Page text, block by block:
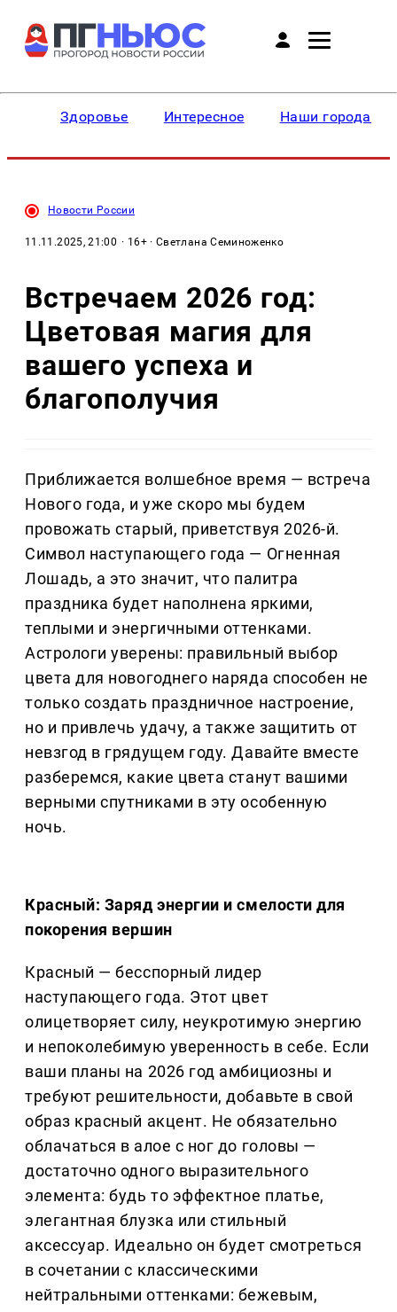
Здоровье Интересное Наши города
Новости России
11.11.2025, 21:00 · 16+ · Светлана Семиноженко
Встречаем 2026 год:
Цветовая магия для
вашего успеха и
благополучия
Приближается волшебное время — встреча
Нового года, и уже скоро мы будем
провожать старый, приветствуя 2026-й.
Символ наступающего года — Огненная
Лошадь, а это значит, что палитра
праздника будет наполнена яркими,
теплыми и энергичными оттенками.
Астрологи уверены: правильный выбор
цвета для новогоднего наряда способен не
только создать праздничное настроение,
но и привлечь удачу, а также защитить от
невзгод в грядущем году. Давайте вместе
разберемся, какие цвета станут вашими
верными спутниками в эту особенную
ночь.
Красный: Заряд энергии и смелости для
покорения вершин
Красный — бесспорный лидер
наступающего года. Этот цвет
олицетворяет силу, неукротимую энергию
и непоколебимую уверенность в себе. Если
ваши планы на 2026 год амбициозны и
требуют решительности, добавьте в свой
образ красный акцент. Не обязательно
облачаться в алое с ног до головы —
достаточно одного выразительного
элемента: будь то эффектное платье,
элегантная блузка или стильный
аксессуар. Идеально он будет смотреться
в сочетании с классическими
нейтральными оттенками: бежевым,